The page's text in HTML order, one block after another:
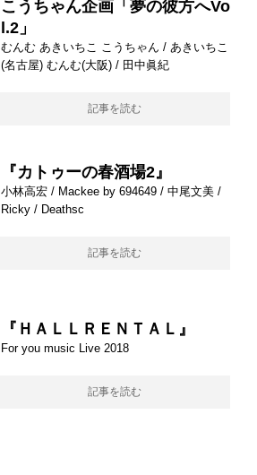
こうちゃん企画「夢の彼方へVo
l.2」
むんむ あきいちこ こうちゃん / あきいちこ
(名古屋) むんむ(大阪) / 田中眞紀
記事を読む
『カトゥーの春酒場2』
小林高宏 / Mackee by 694649 / 中尾文美 /
Ricky / Deathsc
記事を読む
『ＨＡＬＬＲＥＮＴＡＬ』
For you music Live 2018
記事を読む